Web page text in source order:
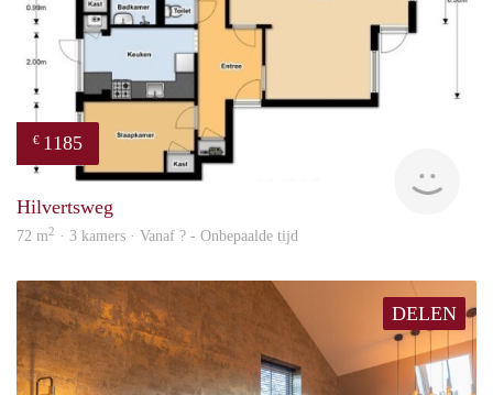
€ 1185
Hilvertsweg
72 m2 · 3 kamers · Vanaf ? - Onbepaalde tijd
DELEN